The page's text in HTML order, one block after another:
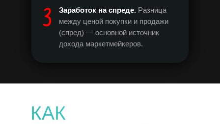
Заработок на спреде. Разница
между ценой покупки и продажи
(спред) — основной источник
дохода маркетмейкеров.
КАК